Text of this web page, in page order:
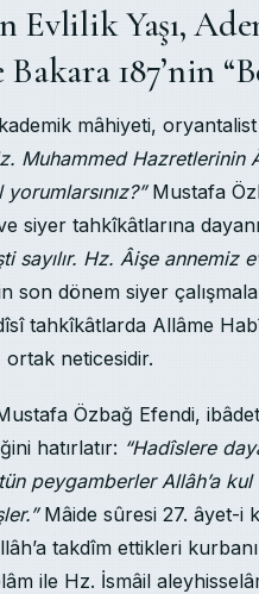
Evlilik Yaşı,
187’nin
mâhiyeti,
Muhammed Hazretlerinin
Mustafa
siyer tahkîkâtlarına
sayılır. Hz. Âişe annemiz
dönem siyer
tahkîkâtlarda Allâme
ortak neticesidir.
Özbağ Efendi,
hatırlatır: “Hadîslere
peygamberler Allâh’a kul
Mâide sûresi 27. âyet-i
takdîm ettikleri
ile Hz. İsmâil